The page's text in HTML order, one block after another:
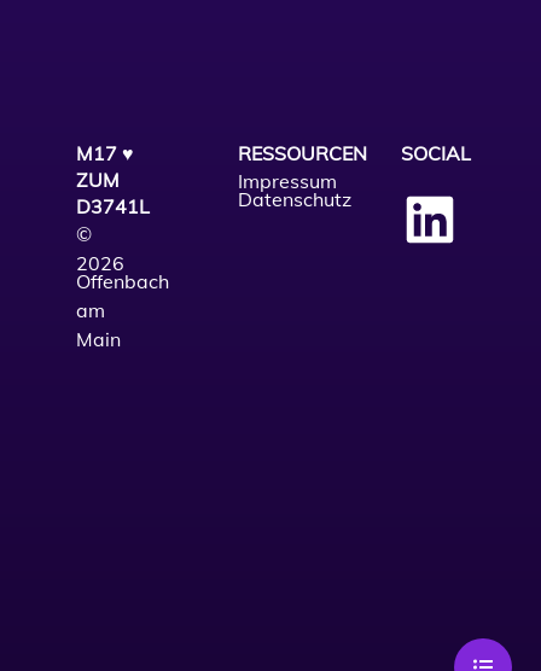
M17 ♥
ZUM
D3741L
©
2026
Offenbach
am
Main
RESSOURCEN
Impressum
Datenschutz
SOCIAL